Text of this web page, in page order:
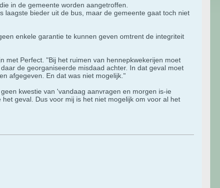
in de gemeente worden aangetroffen.
laagste bieder uit de bus, maar de gemeente gaat toch niet
enkele garantie te kunnen geven omtrent de integriteit
met Perfect. "Bij het ruimen van hennepkwekerijen moet
de georganiseerde misdaad achter. In dat geval moet
afgegeven. En dat was niet mogelijk."
kwestie van 'vandaag aanvragen en morgen is-ie
geval. Dus voor mij is het niet mogelijk om voor al het